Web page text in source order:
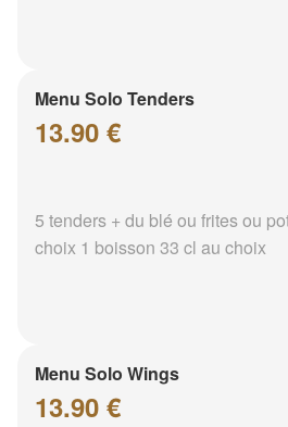
Menu Solo Tenders
13.90 €
5 tenders + du blé ou frites ou
choix 1 boisson 33 cl au choix
Menu Solo Wings
13.90 €